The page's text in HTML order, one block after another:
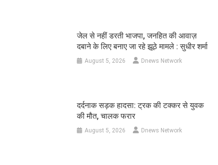
जेल से नहीं डरती भाजपा, जनहित की आवाज़
दबाने के लिए बनाए जा रहे झूठे मामले : सुधीर शर्मा
August 5, 2026 Dnews Network
दर्दनाक सड़क हादसा: ट्रक की टक्कर से युवक
की मौत, चालक फरार
August 5, 2026 Dnews Network